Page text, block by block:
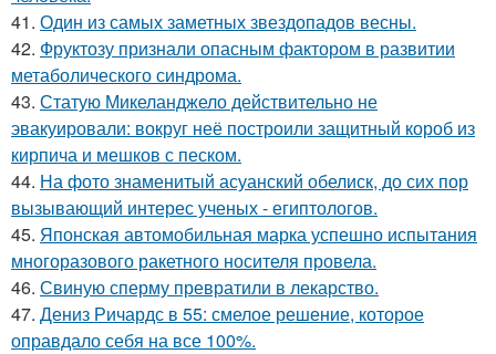
41. Один из самых заметных звездопадов весны.
42. Фруктозу признали опасным фактором в развитии
метаболического синдрома.
43. Статую Микеланджело действительно не
эвакуировали: вокруг неё построили защитный короб из
кирпича и мешков с песком.
44. На фото знаменитый асуанский обелиск, до сих пор
вызывающий интерес ученых - египтологов.
45. Японская автомобильная марка успешно испытания
многоразового ракетного носителя провела.
46. Свиную сперму превратили в лекарство.
47. Дениз Ричардс в 55: смелое решение, которое
оправдало себя на все 100%.